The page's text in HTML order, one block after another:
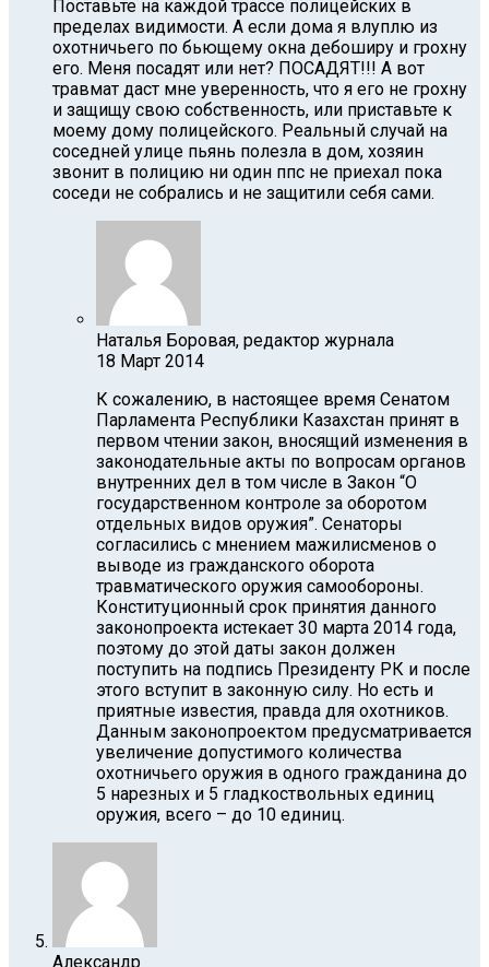
Поставьте на каждой трассе полицейских в
пределах видимости. А если дома я влуплю из
охотничьего по бьющему окна дебоширу и грохну
его. Меня посадят или нет? ПОСАДЯТ!!! А вот
травмат даст мне уверенность, что я его не грохну
и защищу свою собственность, или приставьте к
моему дому полицейского. Реальный случай на
соседней улице пьянь полезла в дом, хозяин
звонит в полицию ни один ппс не приехал пока
соседи не собрались и не защитили себя сами.
Наталья Боровая, редактор журнала
18 Март 2014
К сожалению, в настоящее время Сенатом
Парламента Республики Казахстан принят в
первом чтении закон, вносящий изменения в
законодательные акты по вопросам органов
внутренних дел в том числе в Закон “О
государственном контроле за оборотом
отдельных видов оружия”. Сенаторы
согласились с мнением мажилисменов о
выводе из гражданского оборота
травматического оружия самообороны.
Конституционный срок принятия данного
законопроекта истекает 30 марта 2014 года,
поэтому до этой даты закон должен
поступить на подпись Президенту РК и после
этого вступит в законную силу. Но есть и
приятные известия, правда для охотников.
Данным законопроектом предусматривается
увеличение допустимого количества
охотничьего оружия в одного гражданина до
5 нарезных и 5 гладкоствольных единиц
оружия, всего – до 10 единиц.
Александр